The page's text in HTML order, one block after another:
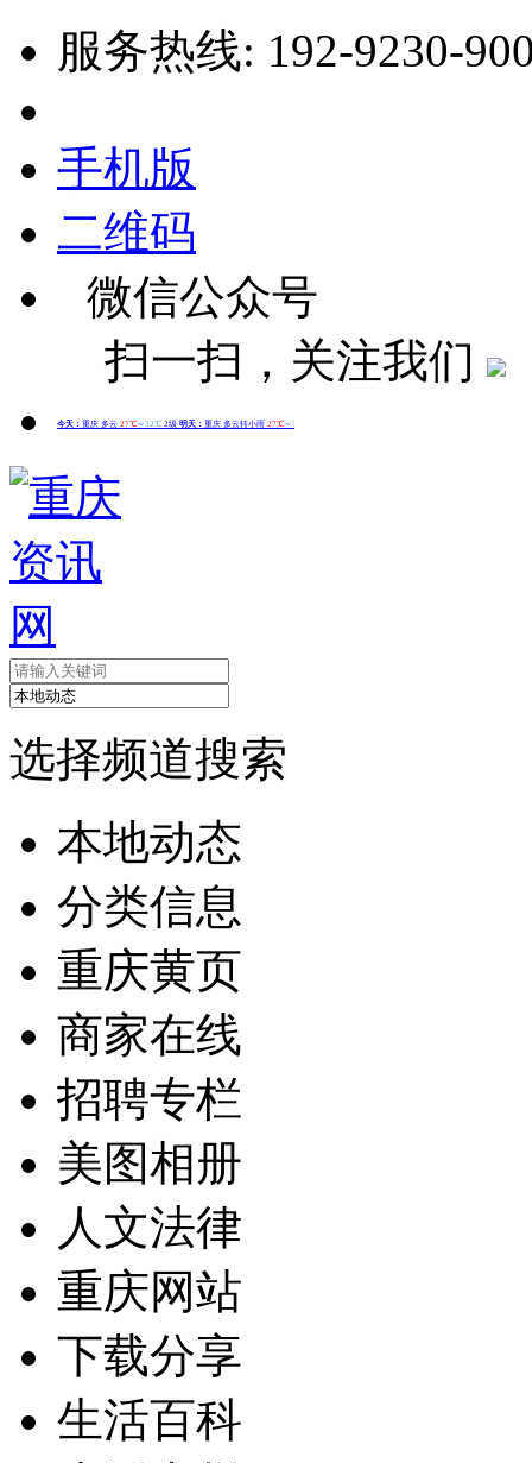
服务热线: 192-9230-
手机版
二维码
微信公众号
扫一扫，关注我们
选择频道搜索
本地动态
分类信息
重庆黄页
商家在线
招聘专栏
美图相册
人文法律
重庆网站
下载分享
生活百科